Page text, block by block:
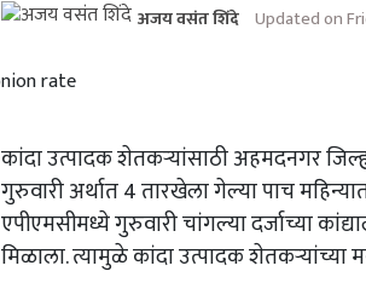
अजय वसंत शिंदे Updated on
कांदा उत्पादक शेतकऱ्यांसाठी अहमदनगर
गुरुवारी अर्थात 4 तारखेला गेल्या पाच
एपीएमसीमध्ये गुरुवारी चांगल्या दर्जाच्या
मिळाला. त्यामुळे कांदा उत्पादक शेतकऱ्यांच्या